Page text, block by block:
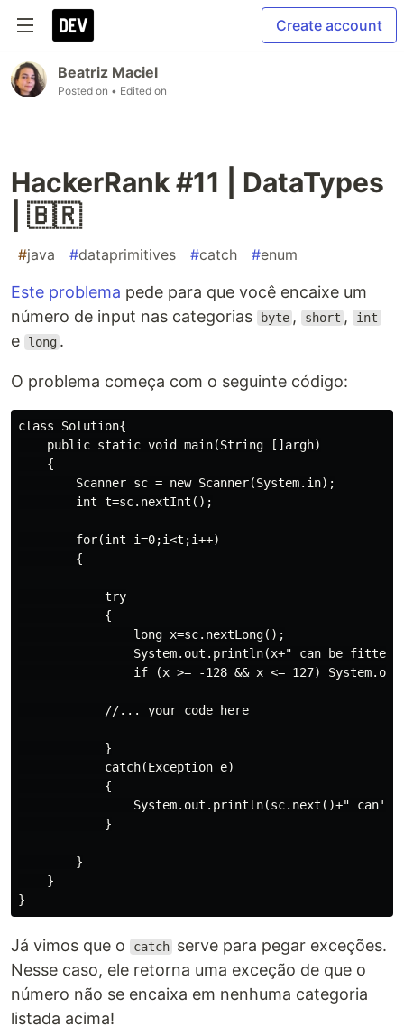
Create account
Beatriz Maciel
Posted on • Edited on
HackerRank #11 | DataTypes
| 🇧🇷
#java #dataprimitives #catch #enum
Este problema pede para que você encaixe um
número de input nas categorias
byte , short , int
e long .
O problema começa com o seguinte código:
class Solution{
    public static void main(String []argh)
    {
        Scanner sc = new Scanner(System.in);
        int t=sc.nextInt();
        for(int i=0;i<t;i++)
        {
            try
            {
                long x=sc.nextLong();
System.out.println(x+" can be fitted
if (x >= -128 && x <= 127)
            //... your code here
            }
            catch(Exception e)
            {
System.out.println(sc.next()+" can't
            }
        }
    }
Já vimos que o catch serve para pegar exceções.
Nesse caso, ele retorna uma exceção de que o
número não se encaixa em nenhuma categoria
listada acima!